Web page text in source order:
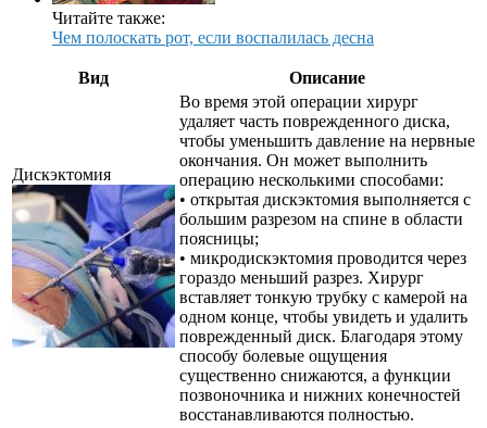
Читайте также:
Чем полоскать рот, если воспалилась десна
Вид Описание
Дискэктомия
Во время этой операции хирург
удаляет часть поврежденного диска,
чтобы уменьшить давление на нервные
окончания. Он может выполнить
операцию несколькими способами:
• открытая дискэктомия выполняется с
большим разрезом на спине в области
поясницы;
• микродискэктомия проводится через
гораздо меньший разрез. Хирург
вставляет тонкую трубку с камерой на
одном конце, чтобы увидеть и удалить
поврежденный диск. Благодаря этому
способу болевые ощущения
существенно снижаются, а функции
позвоночника и нижних конечностей
восстанавливаются полностью.